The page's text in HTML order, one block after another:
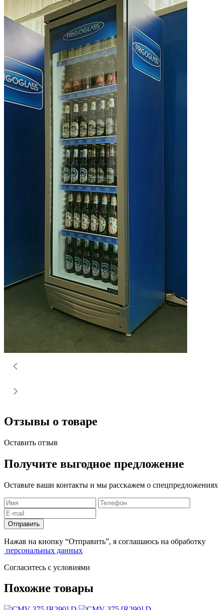
Отзывы о товаре
Оставить отзыв
Получите выгодное предложение
Оставьте ваши контакты и мы расскажем о спецпредложениях
Отправить
Нажав на кнопку “Отправить”, я соглашаюсь на обработку
персональных данных
Согласитесь с условиями
Похожие товары